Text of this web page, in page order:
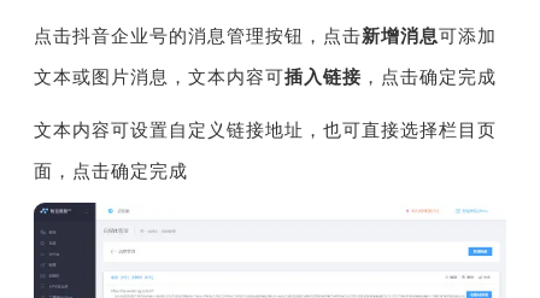
点击抖音企业号的消息管理按钮，点击新增消息可添加
文本或图片消息，文本内容可插入链接 ，点击确定完成
文本内容可设置自定义链接地址，也可直接选择栏目页
面，点击确定完成